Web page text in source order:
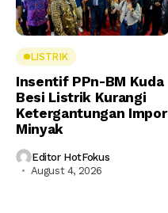
LISTRIK
Insentif PPn-BM Kuda
Besi Listrik Kurangi
Ketergantungan Impor
Minyak
Editor HotFokus
August 4, 2026